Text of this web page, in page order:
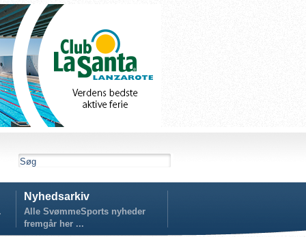
Nyhedsarkiv
Alle SvømmeSports nyheder
fremgår her ...